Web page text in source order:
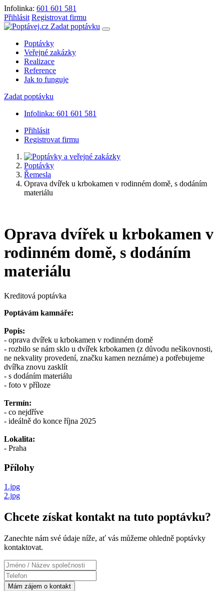
Infolinka: 601 601 581
Přihlásit Registrovat firmu
Zadat poptávku
Poptávky
Veřejné zakázky
Realizace
Reference
Jak to funguje
Zadat poptávku
Infolinka: 601 601 581
Přihlásit
Registrovat firmu
Poptávky
Řemesla
Oprava dvířek u krbokamen v rodinném domě, s dodáním
materiálu
Oprava dvířek u krbokamen v
rodinném domě, s dodáním
materiálu
Kreditová poptávka
Poptávám kamnáře:
Popis:
- oprava dvířek u krbokamen v rodinném domě
- rozbilo se nám sklo u dvířek krbokamen (z důvodu nešikovnosti,
ne nekvality provedení, značku kamen neznáme) a potřebujeme
dvířka znovu zasklít
- s dodáním materiálu
- foto v příloze
Termín:
- co nejdříve
- ideálně do konce října 2025
Lokalita:
- Praha
Přílohy
1.jpg
2.jpg
Chcete získat kontakt na tuto poptávku?
Zanechte nám své údaje níže, ať vás můžeme ohledně poptávky
kontaktovat.